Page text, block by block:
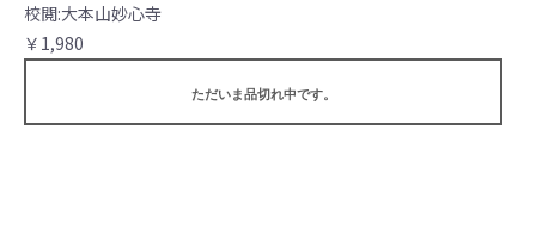
校閲:大本山妙心寺
￥1,980
ただいま品切れ中です。